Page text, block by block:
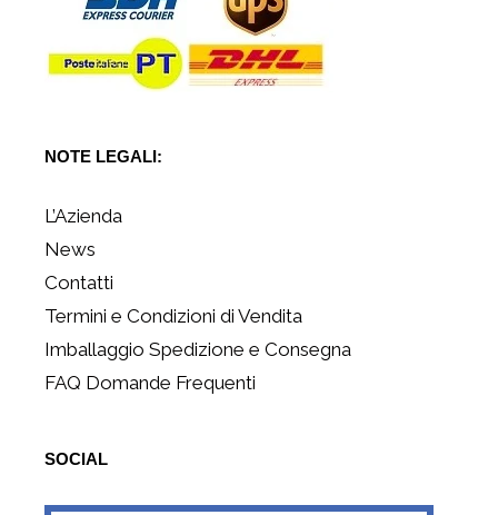
NOTE LEGALI:
L’Azienda
News
Contatti
Termini e Condizioni di Vendita
Imballaggio Spedizione e Consegna
FAQ Domande Frequenti
SOCIAL